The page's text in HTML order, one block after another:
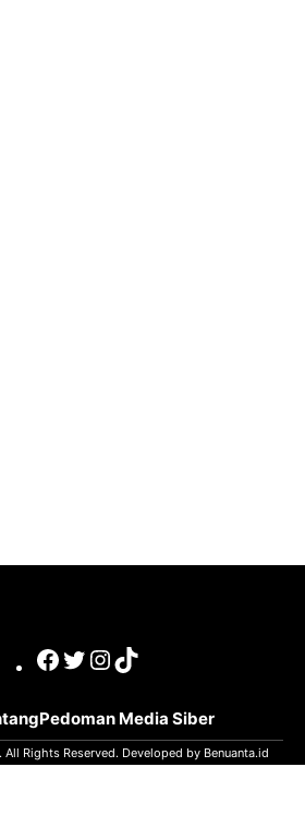
Facebook
Twitter
Instagram
TikTok
Pedoman Media Siber
Rights Reserved. Developed by Benuanta.id